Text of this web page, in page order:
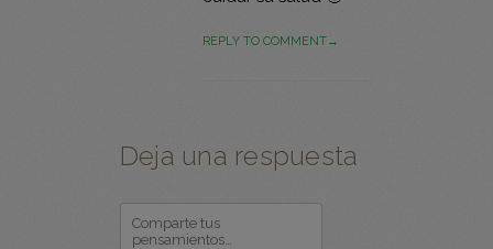
REPLY TO COMMENT→
Deja una respuesta